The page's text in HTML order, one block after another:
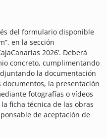
del formulario disponible
en la sección
2026’. Deberá
concreto, cumplimentando
la documentación
la presentación
fotografías o vídeos
ficha técnica de las obras
de aceptación de